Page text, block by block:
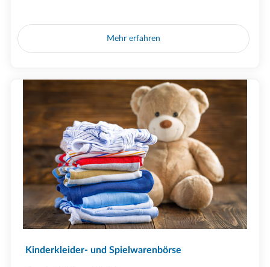
Mehr erfahren
Kinderkleider- und Spielwarenbörse